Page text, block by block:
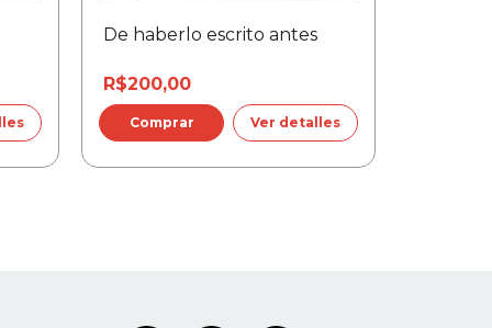
De haberlo escrito antes
R$200,00
Ver detalles